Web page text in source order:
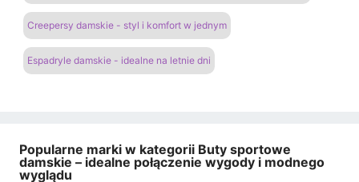
Creepersy damskie - styl i komfort w jednym
Espadryle damskie - idealne na letnie dni
Popularne marki w kategorii Buty sportowe
damskie – idealne połączenie wygody i modnego
wyglądu